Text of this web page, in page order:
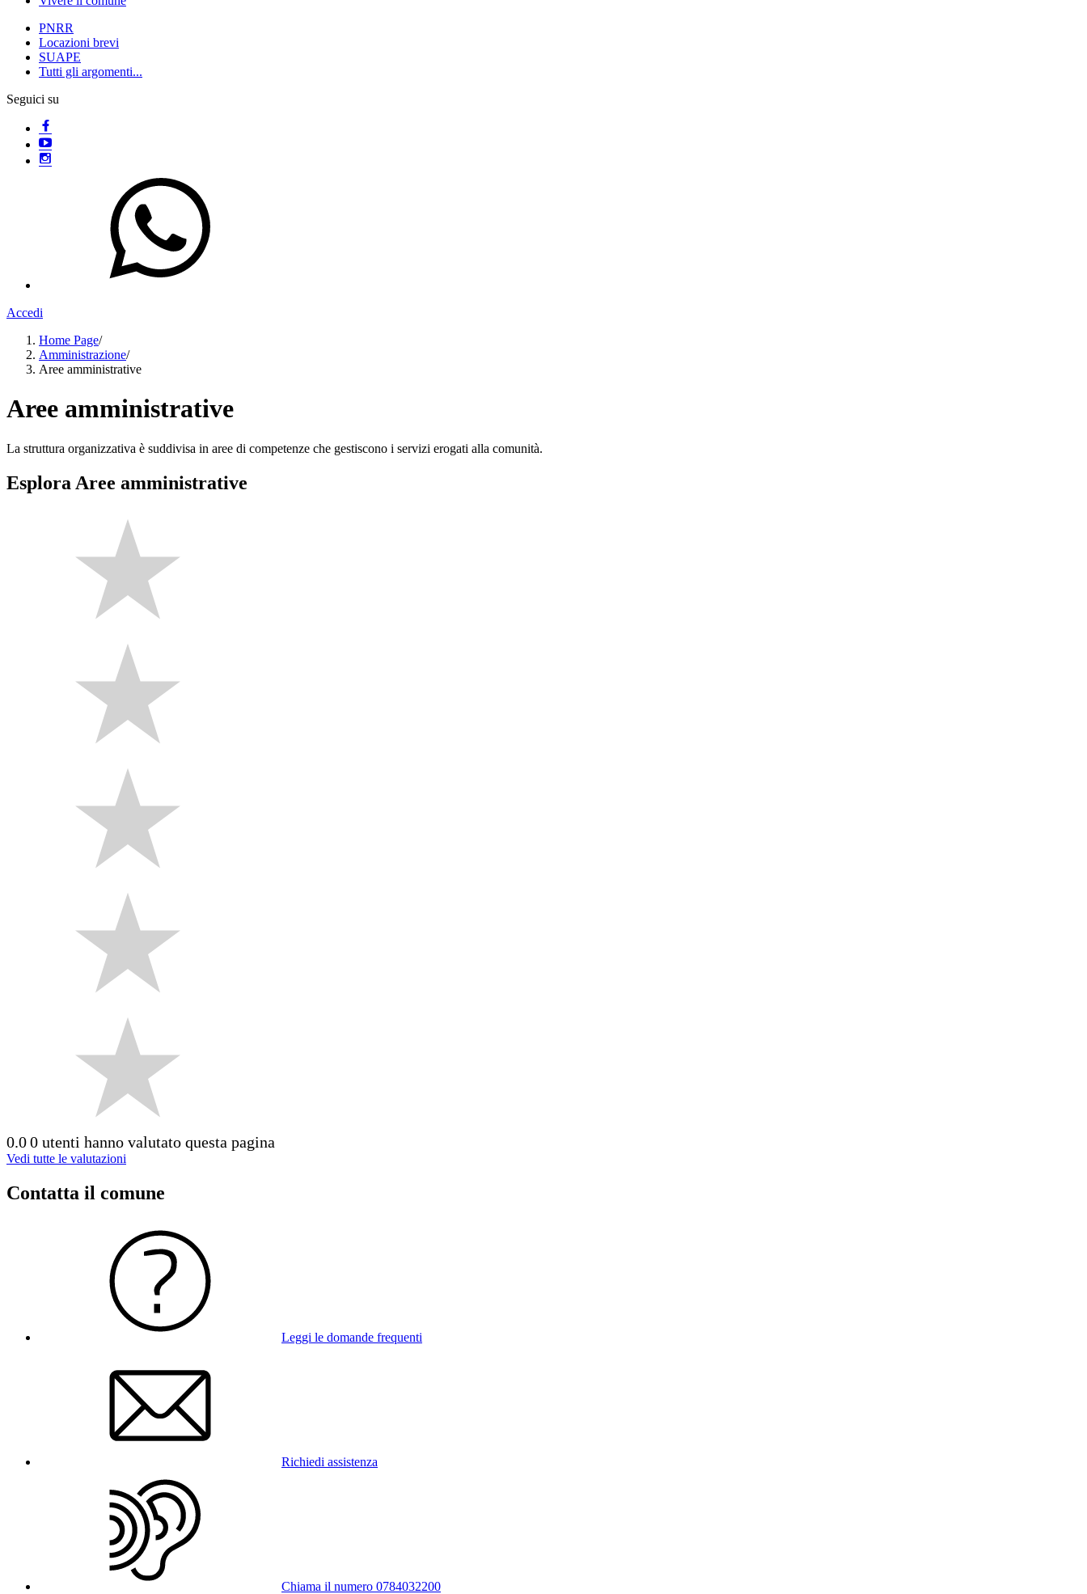
PNRR
Locazioni brevi
SUAPE
Tutti gli argomenti...
Seguici su
Accedi
Home Page/
Amministrazione/
Aree amministrative
Aree amministrative
La struttura organizzativa è suddivisa in aree di competenze che gestiscono i servizi erogati alla comunità.
Esplora Aree amministrative
0.00 utenti hanno valutato questa pagina
Vedi tutte le valutazioni
Contatta il comune
Leggi le domande frequenti
Richiedi assistenza
Chiama il numero 0784032200